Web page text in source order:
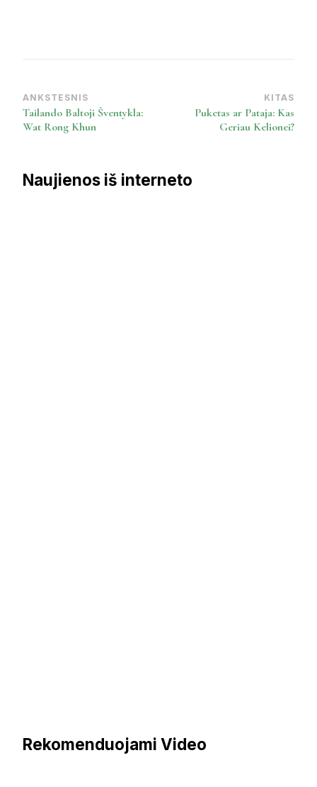
Post
Navigation
ANKSTESNIS
Tailando Baltoji Šventykla:
Wat Rong Khun
KITAS
Puketas ar Pataja: Kas
Geriau Kelionei?
Naujienos iš interneto
Rekomenduojami Video